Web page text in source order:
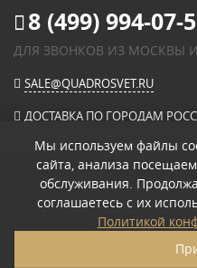
8 (499) 994-07-
ДЛЯ ЗВОНКОВ ИЗ МОСКВЫ
SALE@QUADROSVET.RU
ДОСТАВКА ПО ГОРОДАМ
ОПЛАЧИВАЙТЕ ПРИ ПОЛУЧЕНИИ
© 2026«КВАДРО СВЕТ» ИНТЕРНЕТ-
ПОЛИТИКА КОНФИДЕНЦИАЛЬНОСТИ
Мы используем файлы
сайта, анализа
обслуживания.
соглашаетесь с их
Политикой